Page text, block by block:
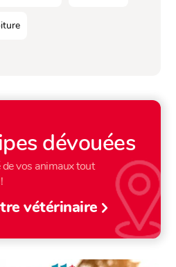
dévouées
vos animaux tout
vétérinaire